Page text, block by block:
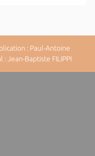
: Paul-Antoine
Jean-Baptiste FILIPPI